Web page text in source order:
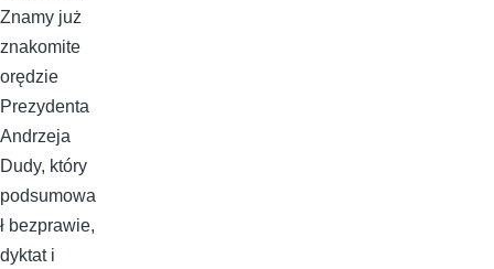
Znamy już
znakomite
orędzie
Prezydenta
Andrzeja
Dudy, który
podsumowa
ł bezprawie,
dyktat i